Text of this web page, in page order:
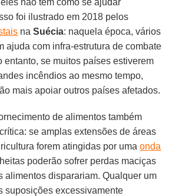
foi ilustrado em 2018 pelos
naSuécia: naquela época, vários
ajuda com infra-estrutura de combate
entanto, se muitos países estiverem
incêndios ao mesmo tempo,
mais apoiar outros países afetados.
de alimentos também
se amplas extensões de áreas
forem atingidas por umaonda
poderão sofrer perdas maciças
alimentos disparariam. Qualquer um
suposições excessivamente